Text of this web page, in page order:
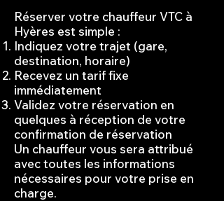
Réserver votre chauffeur VTC à
Hyères est simple :
Indiquez votre trajet (gare,
destination, horaire)
Recevez un tarif fixe
immédiatement
Validez votre réservation en
quelques à réception de votre
confirmation de réservation
Un chauffeur vous sera attribué
avec toutes les informations
nécessaires pour votre prise en
charge.